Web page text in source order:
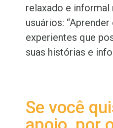
relaxado e informal
usuários:
experientes que
suas histórias e
Se você